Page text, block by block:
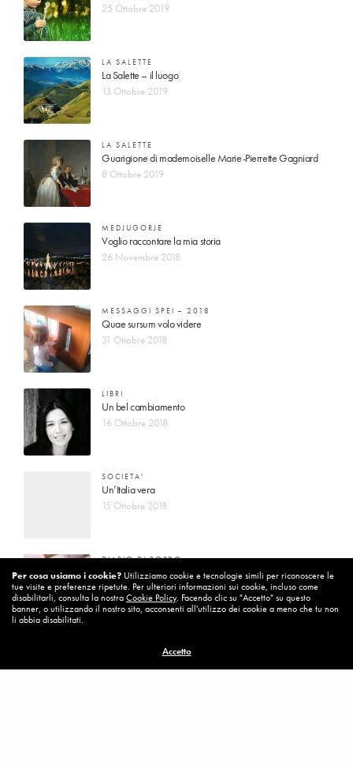
25 Ottobre 2019
LA SALETTE
La Salette – il luogo
13 Ottobre 2019
LA SALETTE
Guarigione di mademoiselle Marie-Pierrette Gagniard
8 Ottobre 2019
MEDJUGORJE
Voglio raccontare la mia storia
26 Novembre 2018
MESSAGGI SPEI – 2018
Quae sursum volo videre
31 Ottobre 2018
LIBRI
Un bel cambiamento
16 Ottobre 2018
SOCIETA'
Un’Italia vera
15 Ottobre 2018
DIARIO DI BORDO
La vita vince sempre
8 Ottobre 2018
Per cambiare ci vuole coraggio
8 Ottobre 2018
Per cosa usiamo i cookie? Utilizziamo cookie e tecnologie simili per riconoscere le
tue visite e preferenze ripetute. Per ulteriori informazioni sui cookie, incluso come
disabilitarli, consulta la nostraCookie Policy. Facendo clic su "Accetto" su questo
banner, o utilizzando il nostro sito, acconsenti all'utilizzo dei cookie a meno che tu non
li abbia disabilitati.
Accetto